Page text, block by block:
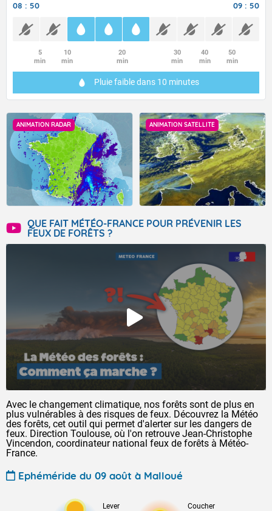
08 : 50 09 : 50
5
min
10
min
20
min
30
min
40
min
50
min
Pluie faibledans 10 minutes
ANIMATION RADAR ANIMATION SATELLITE
QUE FAIT MÉTÉO-FRANCE POUR PRÉVENIR LES
FEUX DE FORÊTS ?
Avec le changement climatique, nos forêts sont de plus en
plus vulnérables à des risques de feux. Découvrez la Météo
des forêts, cet outil qui permet d'alerter sur les dangers de
feux. Direction Toulouse, où l'on retrouve Jean-Christophe
Vincendon, coordinateur national feux de forêts à Météo-
France.
Ephéméride du 09 août à Malloué
Lever Coucher